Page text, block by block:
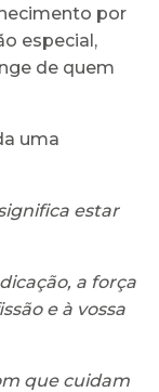
por
especial,
de quem
uma
estar
a força
e à vossa
que cuidam